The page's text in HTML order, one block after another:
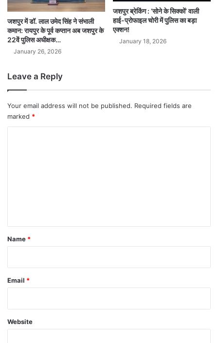
जशपुर में डॉ. लाल उमेद सिंह ने संभाली
कमान: रायपुर के पूर्व कप्तान अब जशपुर के
22वें पुलिस अधीक्षक…
January 26, 2026
जशपुर ब्रेकिंग : ‘सोने के सिक्कों’ वाली
हाई-प्रोफाइल चोरी में पुलिस का बड़ा
एक्शन!
January 18, 2026
Leave a Reply
Your email address will not be published. Required fields are
marked *
*
Name *
Email *
Website